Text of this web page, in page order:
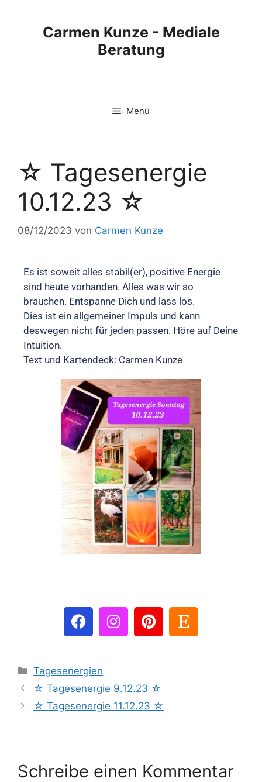
Carmen Kunze - Mediale
Beratung
Menü
☆ Tagesenergie
10.12.23 ☆
08/12/2023 von Carmen Kunze
Es ist soweit alles stabil(er), positive Energie
sind heute vorhanden. Alles was wir so
brauchen. Entspanne Dich und lass los.
Dies ist ein allgemeiner Impuls und kann
deswegen nicht für jeden passen. Höre auf Deine
Intuition.
Text und Kartendeck: Carmen Kunze
Tagesenergien
☆ Tagesenergie 9.12.23 ☆
☆ Tagesenergie 11.12.23 ☆
Schreibe einen Kommentar